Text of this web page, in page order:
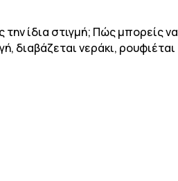
ίδια στιγμή; Πώς μπορείς να
διαβάζεται νεράκι, ρουφιέται